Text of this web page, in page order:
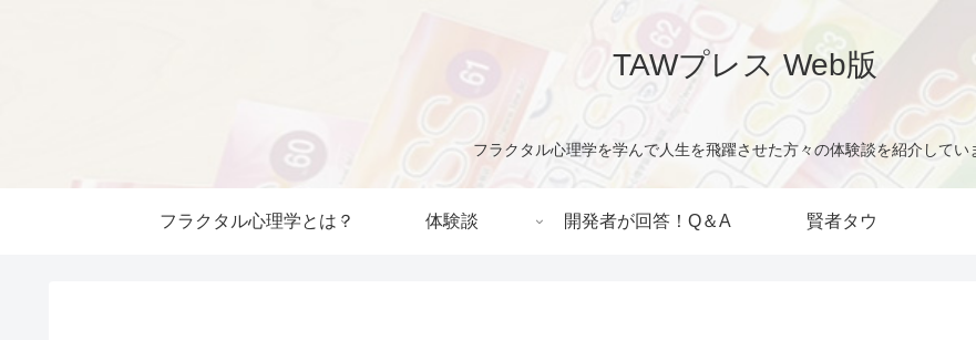
TAWプレス Web版
フラクタル心理学を学んで人生を飛躍させた方々の体験談を紹介してい
フラクタル心理学とは？ 体験談 開発者が回答！Q＆A 賢者タウ